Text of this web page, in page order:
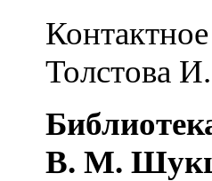
Толстова
В. М.